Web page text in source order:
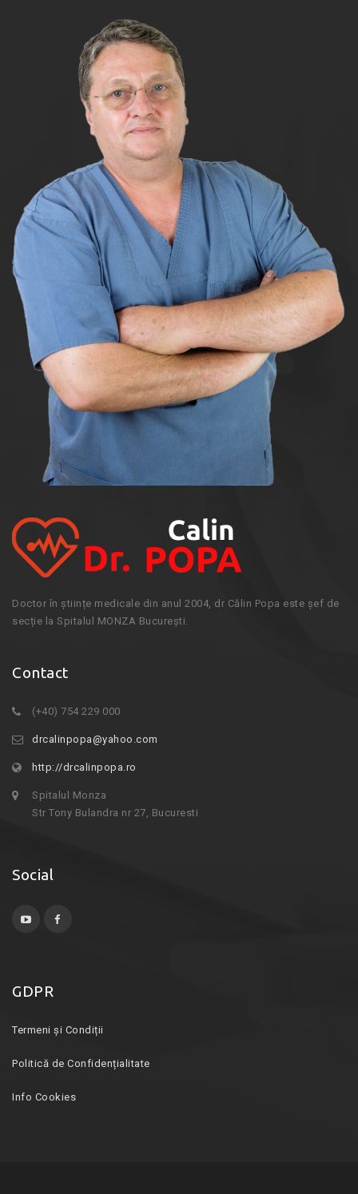
Doctor în științe medicale din anul 2004, dr Călin Popa este șef de
secție la Spitalul MONZA București.
Contact
(+40) 754 229 000
drcalinpopa@yahoo.com
http://drcalinpopa.ro
Spitalul Monza
Str Tony Bulandra nr 27, Bucuresti
Social
GDPR
Termeni și Condiții
Politică de Confidențialitate
Info Cookies